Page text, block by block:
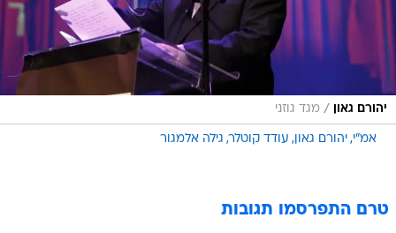
יהורם גאון / מגד גוזני
אמ"י יהורם גאון עודד קוטלר גילה אלמגור
טרם התפרסמו תגובות